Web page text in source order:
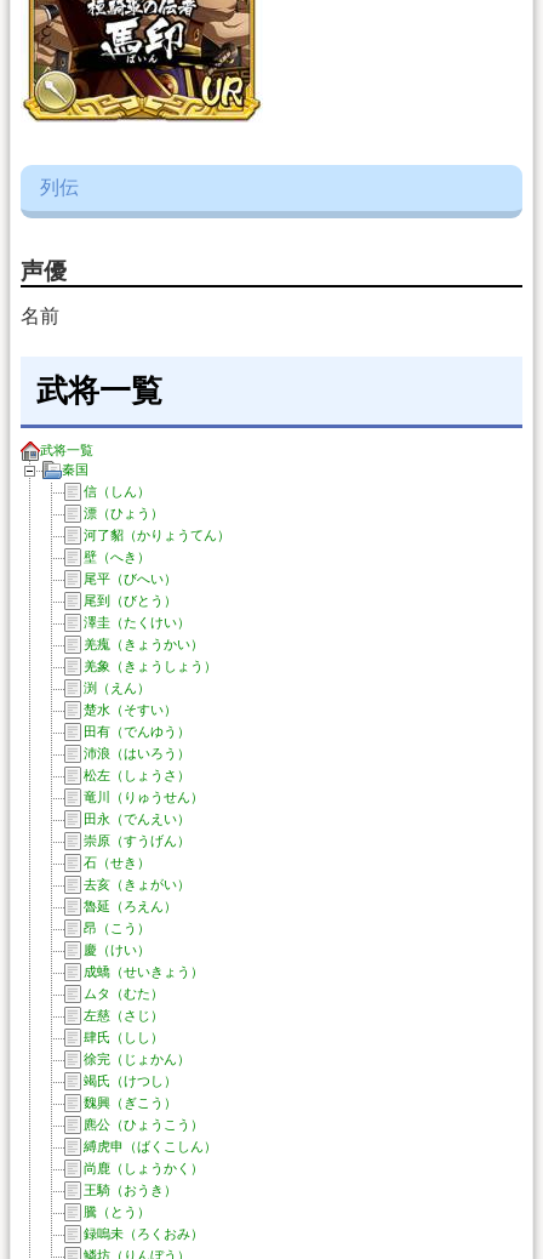
列伝
声優
名前
武将一覧
武将一覧
秦国
信（しん）
漂（ひょう）
河了貂（かりょうてん）
壁（へき）
尾平（びへい）
尾到（びとう）
澤圭（たくけい）
羌瘣（きょうかい）
羌象（きょうしょう）
渕（えん）
楚水（そすい）
田有（でんゆう）
沛浪（はいろう）
松左（しょうさ）
竜川（りゅうせん）
田永（でんえい）
崇原（すうげん）
石（せき）
去亥（きょがい）
魯延（ろえん）
昂（こう）
慶（けい）
成蟜（せいきょう）
ムタ（むた）
左慈（さじ）
肆氏（しし）
徐完（じょかん）
竭氏（けつし）
魏興（ぎこう）
麃公（ひょうこう）
縛虎申（ばくこしん）
尚鹿（しょうかく）
王騎（おうき）
騰（とう）
録嗚未（ろくおみ）
鱗坊（りんぼう）